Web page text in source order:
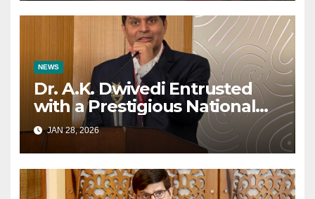
NEWS
Dr. A.K. Dwivedi Entrusted
with a Prestigious National
Responsibility
JAN 28, 2026